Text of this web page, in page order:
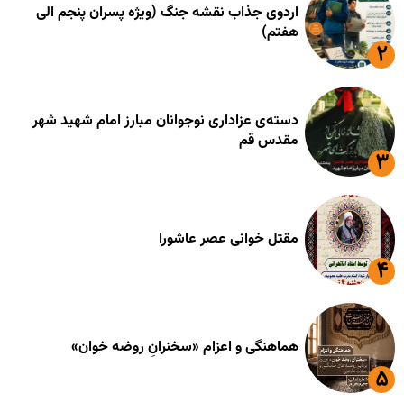
اردوی جذاب نقشه جنگ (ویژه پسران پنجم الی
هفتم)
دسته‌ی عزاداری نوجوانان مبارز امام شهید شهر
مقدس قم
مقتل خوانی عصر عاشورا
هماهنگی و اعزام «سخنرانِ روضه خوان»